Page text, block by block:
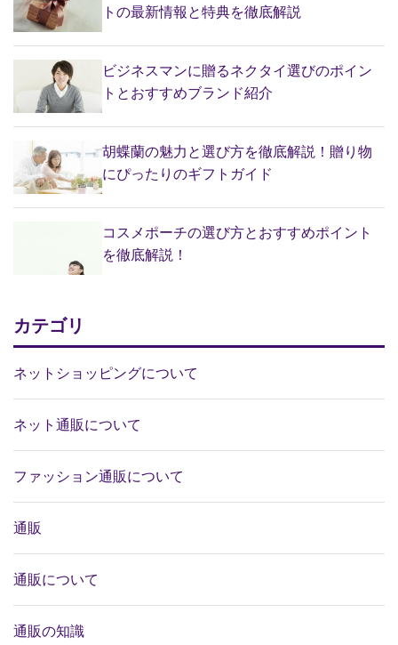
トの最新情報と特典を徹底解説
ビジネスマンに贈るネクタイ選びのポイン
トとおすすめブランド紹介
胡蝶蘭の魅力と選び方を徹底解説！贈り物
にぴったりのギフトガイド
コスメポーチの選び方とおすすめポイント
を徹底解説！
カテゴリ
ネットショッピングについて
ネット通販について
ファッション通販について
通販
通販について
通販の知識